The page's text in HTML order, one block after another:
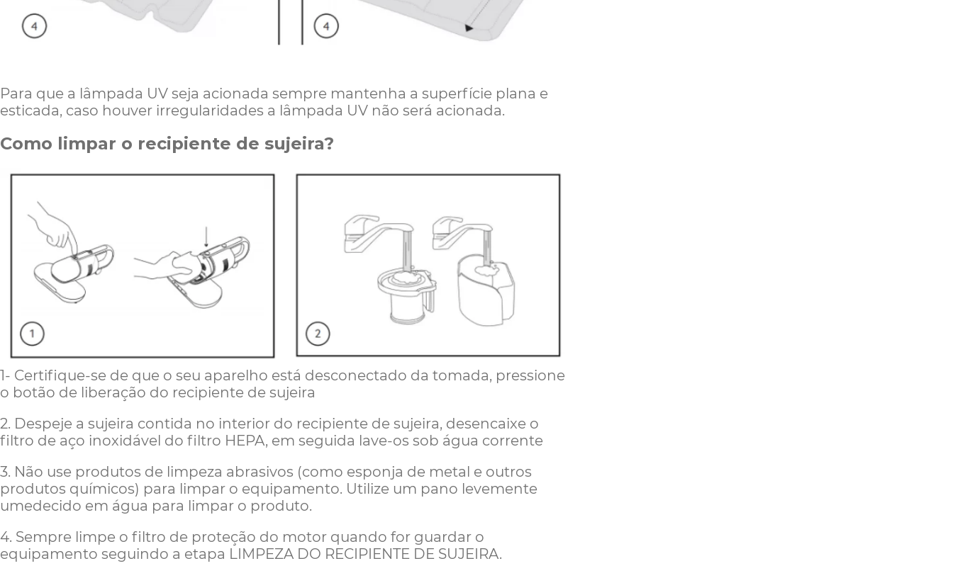
Para que a lâmpada UV seja acionada sempre mantenha a superfície plana e
esticada, caso houver irregularidades a lâmpada UV não será acionada.
Como limpar o recipiente de sujeira?
1- Certifique-se de que o seu aparelho está desconectado da tomada, pressione
o botão de liberação do recipiente de sujeira
2. Despeje a sujeira contida no interior do recipiente de sujeira, desencaixe o
filtro de aço inoxidável do filtro HEPA, em seguida lave-os sob água corrente
3. Não use produtos de limpeza abrasivos (como esponja de metal e outros
produtos químicos) para limpar o equipamento. Utilize um pano levemente
umedecido em água para limpar o produto.
4. Sempre limpe o filtro de proteção do motor quando for guardar o
equipamento seguindo a etapa LIMPEZA DO RECIPIENTE DE SUJEIRA.